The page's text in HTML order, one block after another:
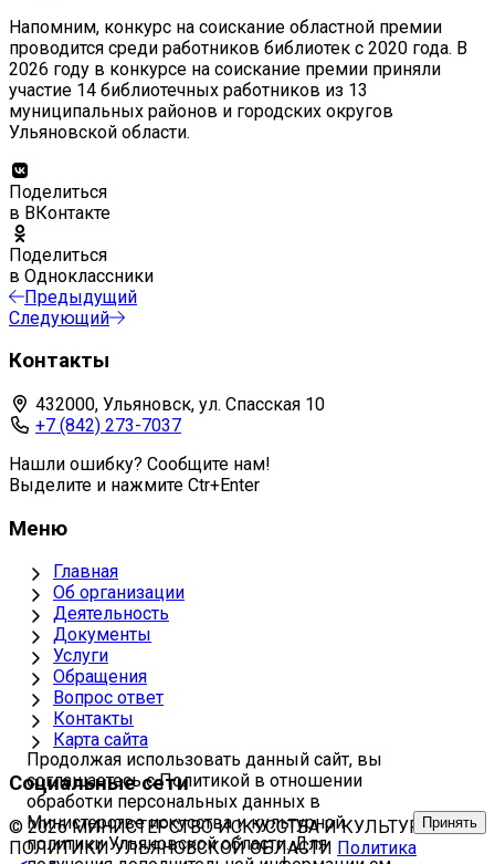
Напомним, конкурс на соискание областной премии
проводится среди работников библиотек с 2020 года. В
2026 году в конкурсе на соискание премии приняли
участие 14 библиотечных работников из 13
муниципальных районов и городских округов
Ульяновской области.
Поделиться
в ВКонтакте
Поделиться
в Одноклассники
Предыдущий
Следующий
Контакты
432000, Ульяновск, ул. Спасская 10
+7 (842) 273-7037
Нашли ошибку? Сообщите нам!
Выделите и нажмите Ctr+Enter
Меню
Главная
Об организации
Деятельность
Документы
Услуги
Обращения
Вопрос ответ
Контакты
Карта сайта
Социальные сети
© 2026 МИНИСТЕРСТВО ИСКУССТВА И КУЛЬТУРНОЙ
ПОЛИТИКИ УЛЬЯНОВСКОЙ ОБЛАСТИ Политика
Продолжая использовать данный сайт, вы
соглашаетесь с Политикой в отношении
обработки персональных данных в
Министерстве искусства и культурной
политики Ульяновской области. Для
Принять